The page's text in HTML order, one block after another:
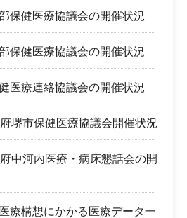
保健医療協議会の開催状況
保健医療協議会の開催状況
医療連絡協議会の開催状況
堺市保健医療協議会開催状況
中河内医療・病床懇話会の開
療構想にかかる医療データ一